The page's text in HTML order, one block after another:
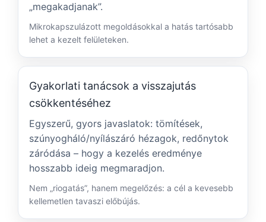
„megakadjanak”.
Mikrokapszulázott megoldásokkal a hatás tartósabb
lehet a kezelt felületeken.
Gyakorlati tanácsok a visszajutás
csökkentéséhez
Egyszerű, gyors javaslatok: tömítések,
szúnyogháló/nyílászáró hézagok, redőnytok
záródása – hogy a kezelés eredménye
hosszabb ideig megmaradjon.
Nem „riogatás”, hanem megelőzés: a cél a kevesebb
kellemetlen tavaszi előbújás.